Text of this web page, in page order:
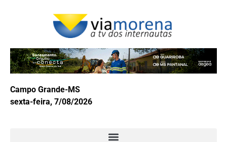
Campo Grande-MS
sexta-feira, 7/08/2026